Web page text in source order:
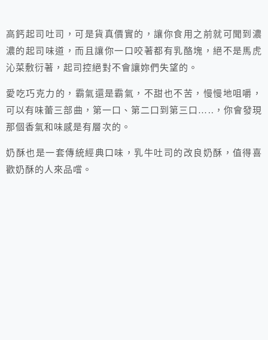
高鈣起司吐司，可是貨真價實的，讓你食用之前就可聞到濃
濃的起司味道，而且讓你一口咬著都有乳酪塊，絕不是馬虎
沁菜敷衍著，起司控絕對不會讓妳們失望的。
愛吃巧克力的，霸氣還是霸氣，不甜也不苦，慢慢地咀嚼，
可以有味蕾三部曲，第一口、第二口到第三口…..，你會發現
那個香氣和味感是有層次的。
奶酥也是一套傳統經典口味，乳牛吐司的改良奶酥，值得喜
歡奶酥的人來品嚐。